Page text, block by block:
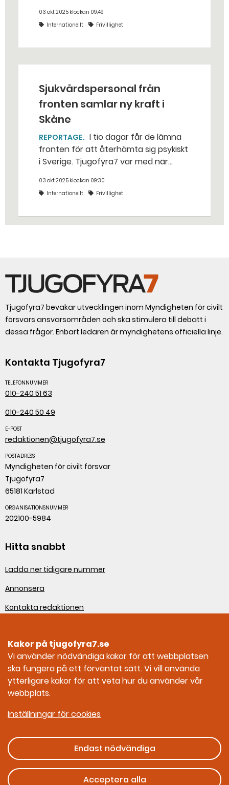
drömmar för mig personligen. Ett fritt
03 okt 2025 klockan 09:49
Internationellt
Frivillighet
Sjukvårdspersonal från
fronten samlar ny kraft i
Skåne
REPORTAGE
fronten för att återhämta sig psykiskt
i Sverige. Tjugofyra7 var med när
sjukvårdare varvade terapi med att
hoppa fallskärm och prova
Det finaste är när de börjar öppna
03 okt 2025 klockan 09:30
Internationellt
Frivillighet
Tjugofyra7 bevakar utvecklingen inom Myndigheten för civilt
försvars ansvarsområden och ska stimulera till debatt i
dessa frågor. Enbart ledaren är myndighetens officiella linje.
Kontakta Tjugofyra7
TELEFONNUMMER
010-240 51 63
010-240 50 49
E-POST
redaktionen@tjugofyra7.se
POSTADRESS
Myndigheten för civilt försvar
Tjugofyra7
65181 Karlstad
ORGANISATIONSNUMMER
202100-5984
Hitta snabbt
Ladda ner tidigare nummer
Annonsera
Kontakta redaktionen
Sociala medier
Tjugofyra7 på Facebook
Tjugofyra7 på Instagram
Ges ut av Myndigheten för civilt försvar
Kakor på tjugofyra7.se
Vi använder nödvändiga kakor för att webbplatsen
ska fungera på ett förväntat sätt. Vi vill använda
ytterligare kakor för att veta hur du använder vår
webbplats.
Inställningar för cookies
Endast nödvändiga
Acceptera alla